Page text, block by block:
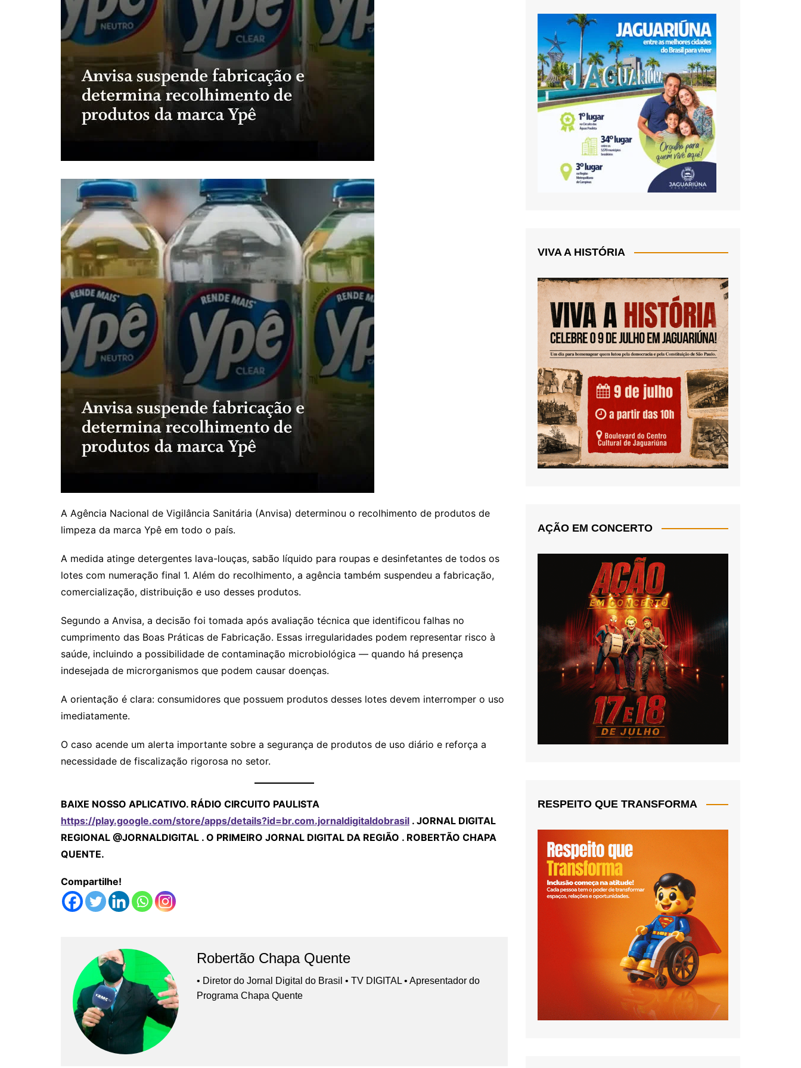
A Agência Nacional de Vigilância Sanitária (Anvisa) determinou o recolhimento de produtos de
limpeza da marca Ypê em todo o país.
A medida atinge detergentes lava-louças, sabão líquido para roupas e desinfetantes de todos os
lotes com numeração final 1. Além do recolhimento, a agência também suspendeu a fabricação,
comercialização, distribuição e uso desses produtos.
Segundo a Anvisa, a decisão foi tomada após avaliação técnica que identificou falhas no
cumprimento das Boas Práticas de Fabricação. Essas irregularidades podem representar risco à
saúde, incluindo a possibilidade de contaminação microbiológica — quando há presença
indesejada de microrganismos que podem causar doenças.
A orientação é clara: consumidores que possuem produtos desses lotes devem interromper o uso
imediatamente.
O caso acende um alerta importante sobre a segurança de produtos de uso diário e reforça a
necessidade de fiscalização rigorosa no setor.
BAIXE NOSSO APLICATIVO. RÁDIO CIRCUITO PAULISTA
https://play.google.com/store/apps/details?id=br.com.jornaldigitaldobrasil . JORNAL DIGITAL
REGIONAL @JORNALDIGITAL . O PRIMEIRO JORNAL DIGITAL DA REGIÃO . ROBERTÃO CHAPA
QUENTE.
Compartilhe!
Robertão Chapa Quente
• Diretor do Jornal Digital do Brasil • TV DIGITAL • Apresentador do
Programa Chapa Quente
VIVA A HISTÓRIA
AÇÃO EM CONCERTO
RESPEITO QUE TRANSFORMA